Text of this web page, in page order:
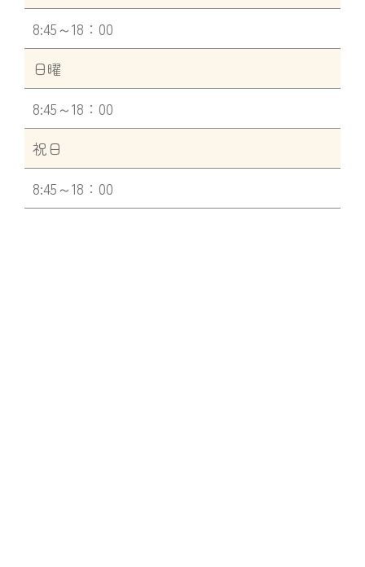
8:45～18：00
日曜
8:45～18：00
祝日
8:45～18：00